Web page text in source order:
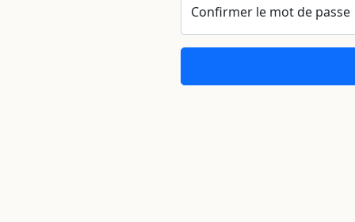
Confirmer le mot de passe